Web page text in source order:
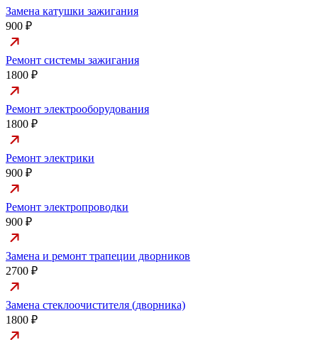
Замена катушки зажигания
900 ₽
Ремонт системы зажигания
1800 ₽
Ремонт электрооборудования
1800 ₽
Ремонт электрики
900 ₽
Ремонт электропроводки
900 ₽
Замена и ремонт трапеции дворников
2700 ₽
Замена стеклоочистителя (дворника)
1800 ₽